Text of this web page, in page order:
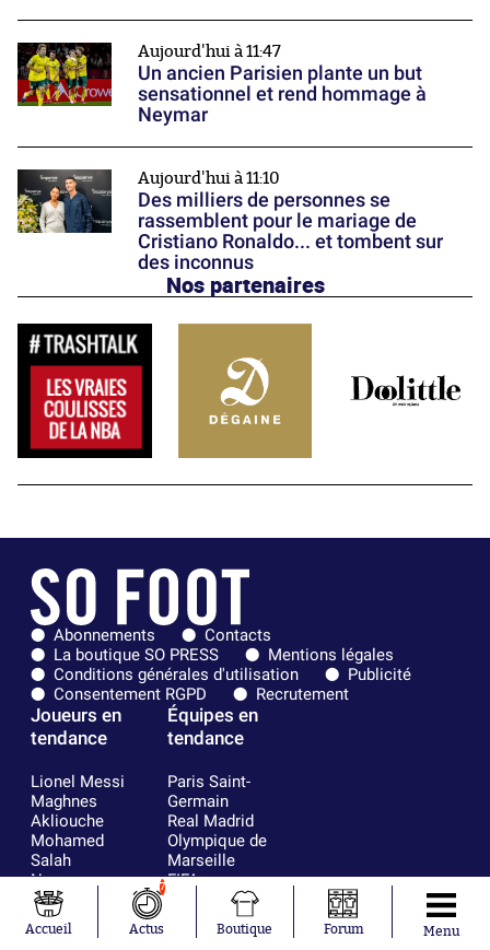
Aujourd'hui à 11:47
Un ancien Parisien plante un but
sensationnel et rend hommage à
Neymar
Aujourd'hui à 11:10
Des milliers de personnes se
rassemblent pour le mariage de
Cristiano Ronaldo... et tombent sur
des inconnus
Nos partenaires
Abonnements
Contacts
La boutique SO PRESS
Mentions légales
Conditions générales d'utilisation
Publicité
Consentement RGPD
Recrutement
Joueurs en
tendance
Lionel Messi
Maghnes
Akliouche
Mohamed
Salah
Neymar
Julián Álvarez
Ferrán Torres
Kilian Corredor
Équipes en
tendance
Paris Saint-
Germain
Real Madrid
Olympique de
Marseille
FIFA
FC Barcelone
Argentine
Olympique
Accueil
7
Actus Boutique Forum Menu